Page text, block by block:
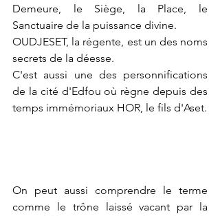
Demeure, le Siège, la Place, le
Sanctuaire de la puissance divine.
OUDJESET, la régente, est un des noms
secrets de la déesse.
C'est aussi une des personnifications
de la cité d'Edfou où règne depuis des
temps immémoriaux HOR, le fils d'Aset.
On peut aussi comprendre le terme
comme le trône laissé vacant par la